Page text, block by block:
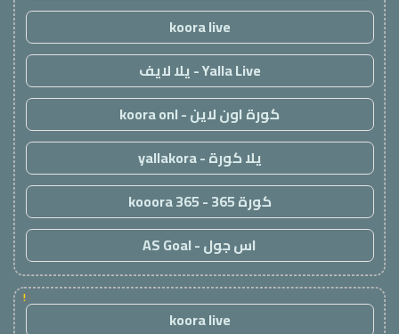
koora live
Yalla Live - يلا لايف
كورة اون لاين - koora onl
يلا كورة - yallakora
كورة 365 - kooora 365
اس جول - AS Goal
!
koora live